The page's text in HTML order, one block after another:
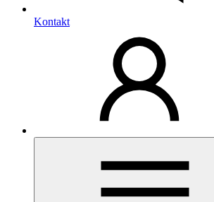
Kontakt